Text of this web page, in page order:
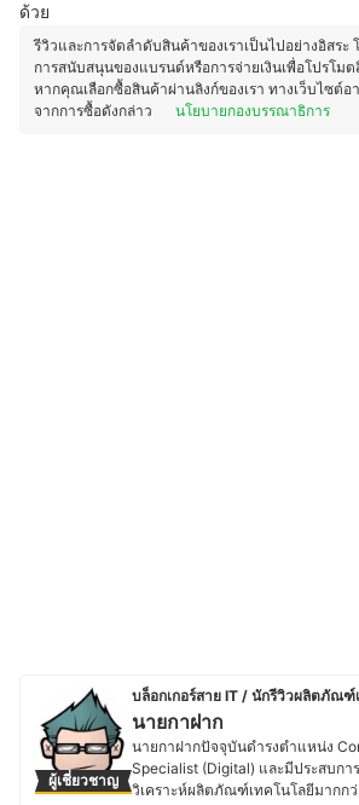
ด้วย
รีวิวและการจัดลำดับสินค้าของเราเป็นไปอย่างอิสระ
การสนับสนุนของแบรนด์หรือการจ่ายเงินเพื่อโปรโม
หากคุณเลือกซื้อสินค้าผ่านลิงก์ของเรา ทางเว็บไซต์
จากการซื้อดังกล่าว
นโยบายกองบรรณาธิการ
ผู้เชี่ยวชาญ
บล็อกเกอร์สาย IT / นักรีวิวผลิตภัณฑ์
นายกาฝาก
นายกาฝากปัจจุบันดำรงตำแหน่ง
Specialist (Digital) และมีประสบก
วิเคราะห์ผลิตภัณฑ์เทคโนโลยีมากก